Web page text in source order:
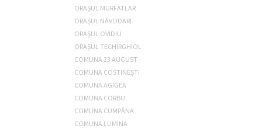
ORAŞUL MURFATLAR
ORAŞUL NĂVODARI
ORAŞUL OVIDIU
ORAŞUL TECHIRGHIOL
COMUNA 23 AUGUST
COMUNA COSTINEȘTI
COMUNA AGIGEA
COMUNA CORBU
COMUNA CUMPĂNA
COMUNA LUMINA